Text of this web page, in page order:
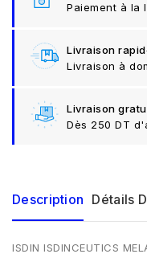
Paiement à la
Livraison
Livraison à
Livraison
Dès 250 DT
Description Détails
ISDIN ISDINCEUTICS